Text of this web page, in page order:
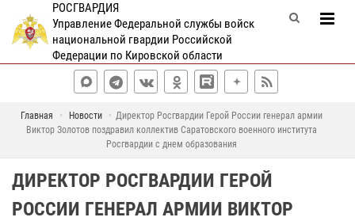
РОСГВАРДИЯ
Управление Федеральной службы войск
национальной гвардии Российской
Федерации по Кировской области
Главная Новости
Директор Росгвардии Герой России генерал армии
Виктор Золотов поздравил коллектив Саратовского военного института
Росгвардии с днем образования
ДИРЕКТОР РОСГВАРДИИ ГЕРОЙ
РОССИИ ГЕНЕРАЛ АРМИИ ВИКТОР